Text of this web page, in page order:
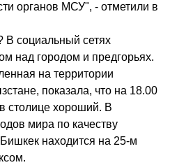
органов МСУ", - отметили в
В социальный сетях
над городом и предгорьях.
на территории
показала, что на 18.00
столице хороший. В
мира по качеству
находится на 25-м